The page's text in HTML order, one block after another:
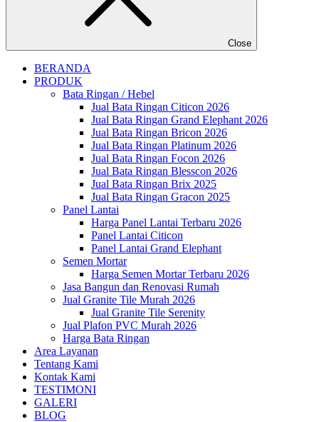
Close
BERANDA
PRODUK
Bata Ringan / Hebel
Jual Bata Ringan Citicon 2026
Jual Bata Ringan Grand Elephant 2026
Jual Bata Ringan Bricon 2026
Jual Bata Ringan Platinum 2026
Jual Bata Ringan Focon 2026
Jual Bata Ringan Blesscon 2026
Jual Bata Ringan Brix 2025
Jual Bata Ringan Gracon 2025
Panel Lantai
Harga Panel Lantai Terbaru 2026
Panel Lantai Citicon
Panel Lantai Grand Elephant
Semen Mortar
Harga Semen Mortar Terbaru 2026
Jasa Bangun dan Renovasi Rumah
Jual Granite Tile Murah 2026
Jual Granite Tile Serenity
Jual Plafon PVC Murah 2026
Harga Bata Ringan
Area Layanan
Tentang Kami
Kontak Kami
TESTIMONI
GALERI
BLOG